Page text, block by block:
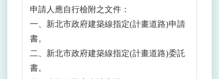
申請人應自行檢附之文件：
一、新北市政府建築線指定(計畫道路)申請
書。
二、新北市政府建築線指定(計畫道路)委託
書。